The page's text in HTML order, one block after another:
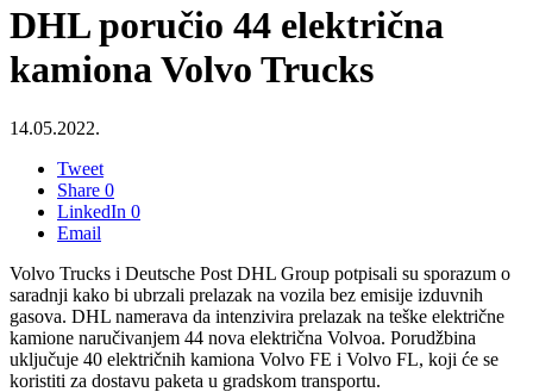
DHL poručio 44 električna
kamiona Volvo Trucks
14.05.2022.
Tweet
Share 0
LinkedIn 0
Email
Volvo Trucks i Deutsche Post DHL Group potpisali su sporazum o
saradnji kako bi ubrzali prelazak na vozila bez emisije izduvnih
gasova. DHL namerava da intenzivira prelazak na teške električne
kamione naručivanjem 44 nova električna Volvoa. Porudžbina
uključuje 40 električnih kamiona Volvo FE i Volvo FL, koji će se
koristiti za dostavu paketa u gradskom transportu.